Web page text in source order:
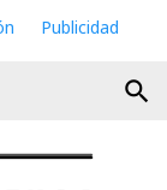
Publicidad
search